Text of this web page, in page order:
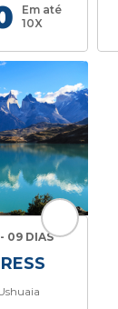
Em até
10X
09 DIAS